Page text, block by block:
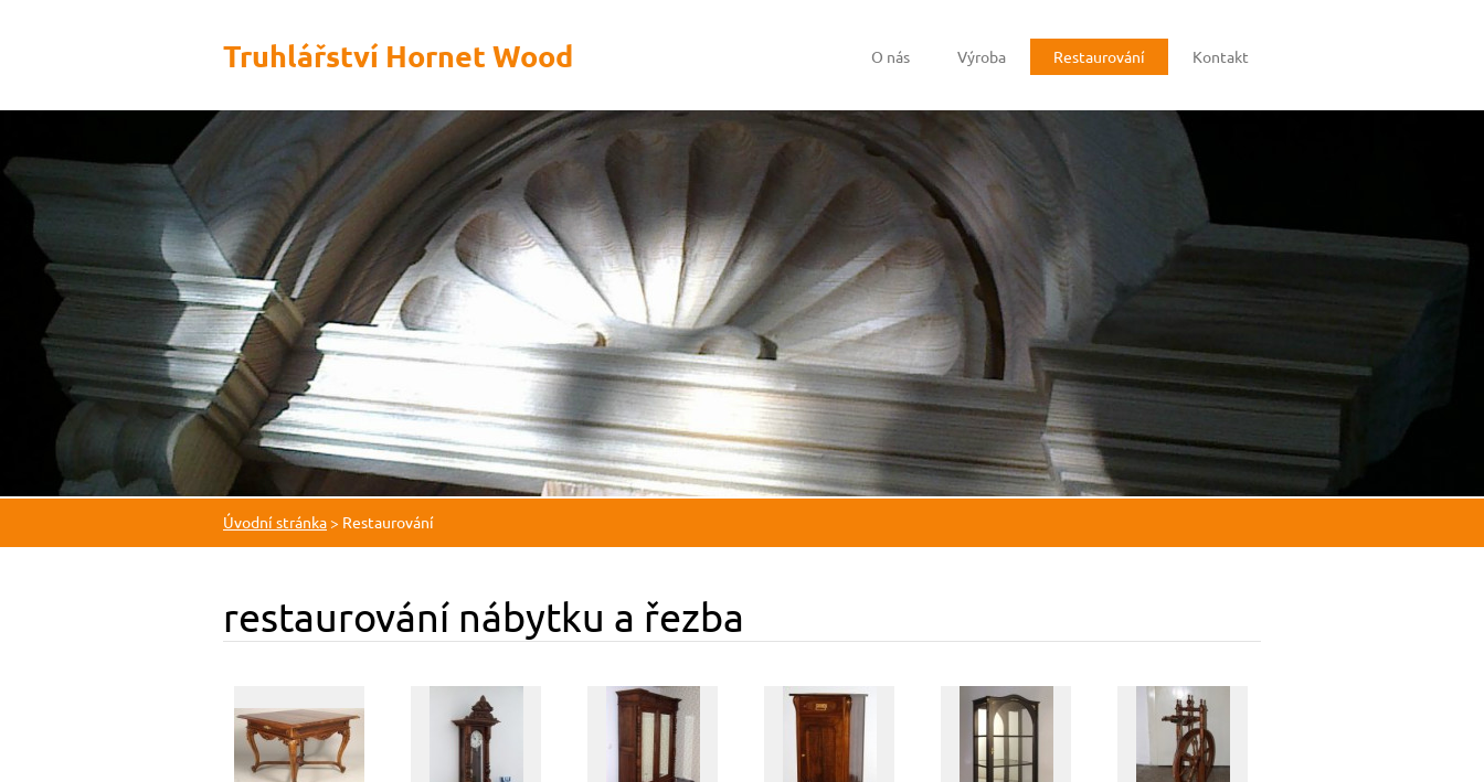
Truhlářství Hornet Wood O nás Výroba Restaurování Kontakt
Úvodní stránka> Restaurování
restaurování nábytku a řezba